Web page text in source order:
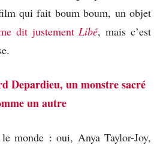
qui fait boum boum, un objet
dit justementLibé, mais c’est
Depardieu, un monstre sacré
un autre
monde : oui, Anya Taylor-Joy,